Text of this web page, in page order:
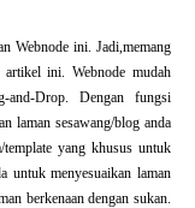
Webnode ini. Jadi,memang
ini. Webnode mudah
and-Drop. Dengan fungsi
laman sesawang/blog anda
yang khusus untuk
untuk menyesuaikan laman
berkenaan dengan sukan.